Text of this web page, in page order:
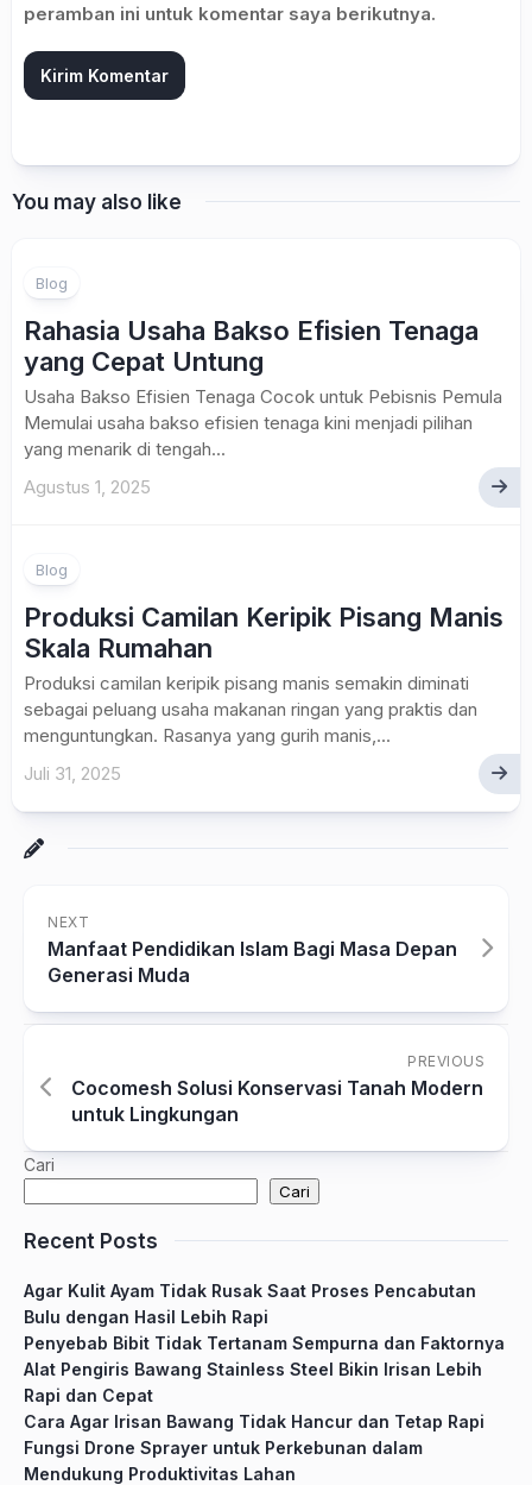
peramban ini untuk komentar saya berikutnya.
You may also like
Blog
Rahasia Usaha Bakso Efisien Tenaga
yang Cepat Untung
Usaha Bakso Efisien Tenaga Cocok untuk Pebisnis Pemula
Memulai usaha bakso efisien tenaga kini menjadi pilihan
yang menarik di tengah...
Agustus 1, 2025
Blog
Produksi Camilan Keripik Pisang Manis
Skala Rumahan
Produksi camilan keripik pisang manis semakin diminati
sebagai peluang usaha makanan ringan yang praktis dan
menguntungkan. Rasanya yang gurih manis,...
Juli 31, 2025
NEXT
Manfaat Pendidikan Islam Bagi Masa Depan
Generasi Muda
PREVIOUS
Cocomesh Solusi Konservasi Tanah Modern
untuk Lingkungan
Cari
Cari
Recent Posts
Agar Kulit Ayam Tidak Rusak Saat Proses Pencabutan
Bulu dengan Hasil Lebih Rapi
Penyebab Bibit Tidak Tertanam Sempurna dan Faktornya
Alat Pengiris Bawang Stainless Steel Bikin Irisan Lebih
Rapi dan Cepat
Cara Agar Irisan Bawang Tidak Hancur dan Tetap Rapi
Fungsi Drone Sprayer untuk Perkebunan dalam
Mendukung Produktivitas Lahan